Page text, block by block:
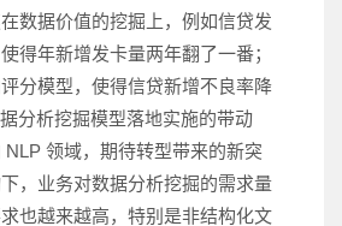
数据价值的挖掘上，例如信贷发
得年新增发卡量两年翻了一番；
分模型，使得信贷新增不良率降
分析挖掘模型落地实施的带动
领域，期待转型带来的新突
，业务对数据分析挖掘的需求量
也越来越高，特别是非结构化文